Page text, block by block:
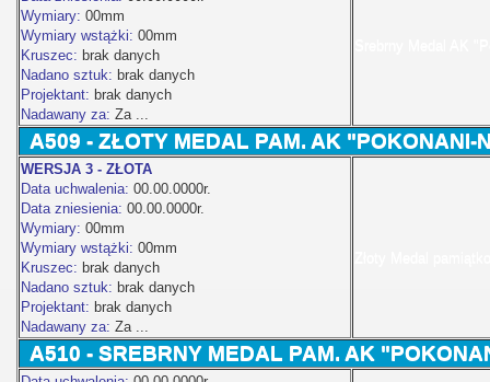
Wymiary: 00mm
Wymiary wstążki: 00mm
Kruszec: brak danych
Nadano sztuk: brak danych
Projektant: brak danych
Nadawany za: Za ...
A509 - ZŁOTY MEDAL PAM. AK "POKONANI-
WERSJA 3 - ZŁOTA
Data uchwalenia: 00.00.0000r.
Data zniesienia: 00.00.0000r.
Wymiary: 00mm
Wymiary wstążki: 00mm
Kruszec: brak danych
Nadano sztuk: brak danych
Projektant: brak danych
Nadawany za: Za ...
A510 - SREBRNY MEDAL PAM. AK